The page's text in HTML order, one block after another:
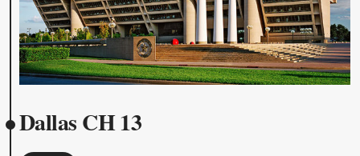
Dallas CH 13